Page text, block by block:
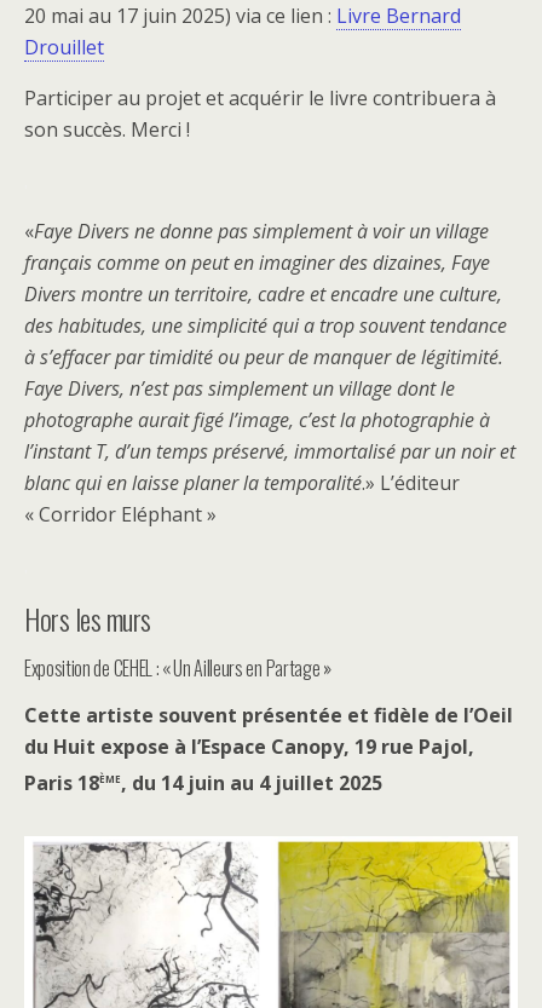
20 mai au 17 juin 2025) via ce lien : Livre Bernard
Drouillet
Participer au projet et acquérir le livre contribuera à
son succès. Merci !
«Faye Divers ne donne pas simplement à voir un village
français comme on peut en imaginer des dizaines, Faye
Divers montre un territoire, cadre et encadre une culture,
des habitudes, une simplicité qui a trop souvent tendance
à s’effacer par timidité ou peur de manquer de légitimité.
Faye Divers, n’est pas simplement un village dont le
photographe aurait figé l’image, c’est la photographie à
l’instant T, d’un temps préservé, immortalisé par un noir et
blanc qui en laisse planer la temporalité.» L’éditeur
« Corridor Eléphant »
Hors les murs
Exposition de CEHEL : « Un Ailleurs en Partage »
Cette artiste souvent présentée et fidèle de l’Oeil
du Huit expose à l’Espace Canopy, 19 rue Pajol,
Paris 18ème, du 14 juin au 4 juillet 2025